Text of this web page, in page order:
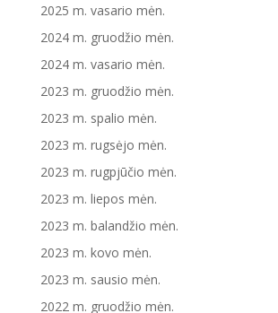
2025 m. vasario mėn.
2024 m. gruodžio mėn.
2024 m. vasario mėn.
2023 m. gruodžio mėn.
2023 m. spalio mėn.
2023 m. rugsėjo mėn.
2023 m. rugpjūčio mėn.
2023 m. liepos mėn.
2023 m. balandžio mėn.
2023 m. kovo mėn.
2023 m. sausio mėn.
2022 m. gruodžio mėn.